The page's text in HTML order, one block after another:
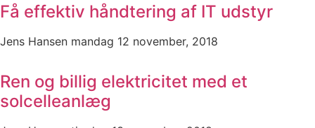
Få effektiv håndtering af IT udstyr
Jens Hansen mandag 12 november, 2018
Ren og billig elektricitet med et
solcelleanlæg